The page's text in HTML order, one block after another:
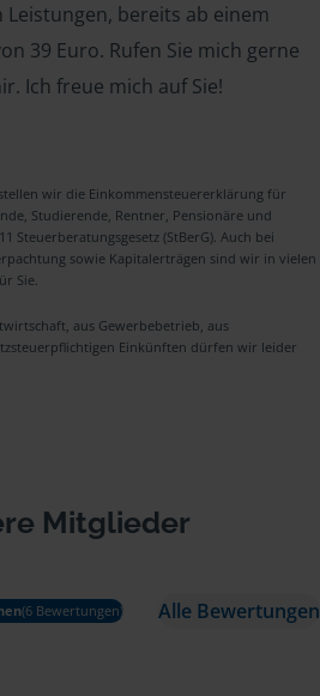
bereits ab einem
39 Euro. Rufen Sie mich gerne
Ich freue mich auf Sie!
wir die Einkommensteuererklärung für
Studierende, Rentner, Pensionäre und
Steuerberatungsgesetz (StBerG). Auch bei
sowie Kapitalerträgen sind wir in vielen
Sie.
aus Gewerbebetrieb, aus
Einkünften dürfen wir leider
Mitglieder
(6 Bewertungen) Alle Bewertungen